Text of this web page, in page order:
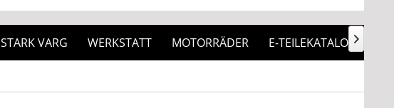
STARK VARG WERKSTATT MOTORRÄDER E-TEILEKATALOG